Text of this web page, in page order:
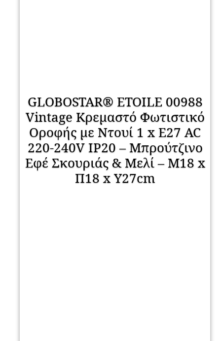
GLOBOSTAR® ETOILE 00988
Vintage Κρεμαστό Φωτιστικό
Οροφής με Ντουί 1 x E27 AC
220-240V IP20 – Μπρούτζινο
Εφέ Σκουριάς & Μελί – Μ18 x
Π18 x Y27cm